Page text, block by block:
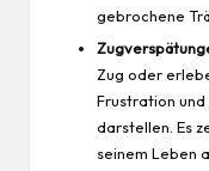
gebrochene
Zug oder
Frustration
darstellen. Es
seinem Leben